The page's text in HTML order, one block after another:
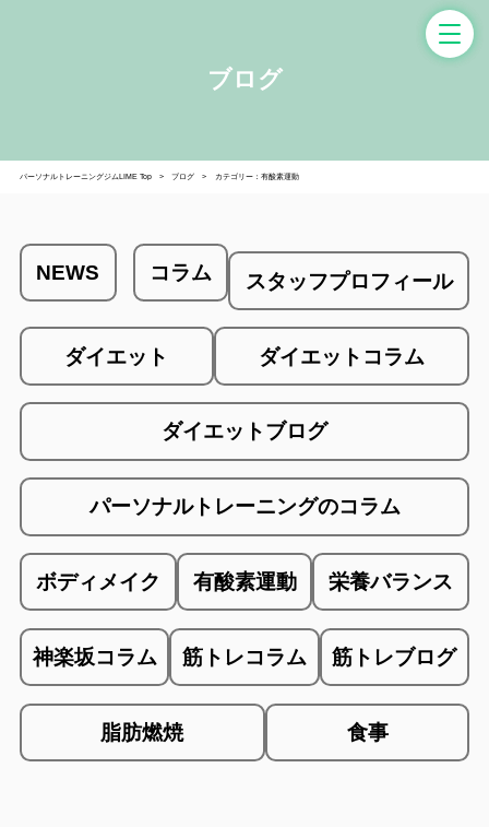
ブログ
パーソナルトレーニングジムLIME Top ブログ カテゴリー：有酸素運動
NEWS コラム スタッフプロフィール
ダイエット ダイエットコラム
ダイエットブログ
パーソナルトレーニングのコラム
ボディメイク 有酸素運動 栄養バランス
神楽坂コラム 筋トレコラム 筋トレブログ
脂肪燃焼 食事